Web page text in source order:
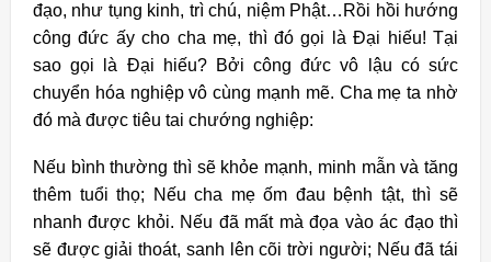
đạo, như tụng kinh, trì chú, niệm Phật…Rồi hồi hướng
công đức ấy cho cha mẹ, thì đó gọi là Đại hiếu! Tại
sao gọi là Đại hiếu? Bởi công đức vô lậu có sức
chuyển hóa nghiệp vô cùng mạnh mẽ. Cha mẹ ta nhờ
đó mà được tiêu tai chướng nghiệp:
Nếu bình thường thì sẽ khỏe mạnh, minh mẫn và tăng
thêm tuổi thọ; Nếu cha mẹ ốm đau bệnh tật, thì sẽ
nhanh được khỏi. Nếu đã mất mà đọa vào ác đạo thì
sẽ được giải thoát, sanh lên cõi trời người; Nếu đã tái